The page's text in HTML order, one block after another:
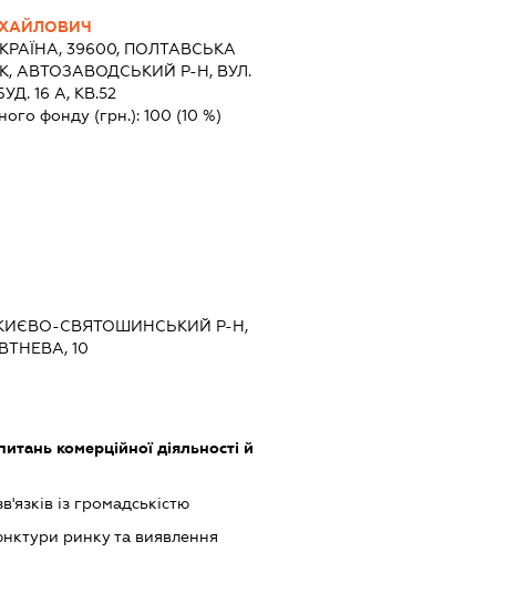
39600, ПОЛТАВСЬКА
АВТОЗАВОДСЬКИЙ Р-Н, ВУЛ.
16 А, КВ.52
фонду (грн.):100 (10 %)
КИЄВО-СВЯТОШИНСЬКИЙ Р-Н,
10
комерційної діяльності й
із громадськістю
ринку та виявлення